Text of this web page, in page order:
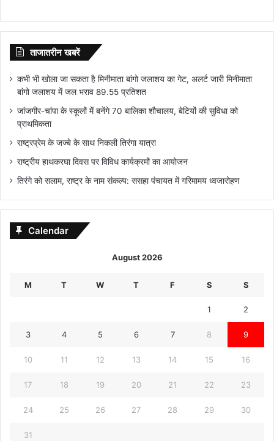
ताजातरीन खबरें
कभी भी खोला जा सकता है मिनीमाता बांगो जलाशय का गेट, अलर्ट जारी मिनीमाता
बांगो जलाशय में जल भराव 89.55 प्रतिशत
जांजगीर-चांपा के स्कूलों में बनेंगे 70 बालिका शौचालय, बेटियों की सुविधा को
प्राथमिकता
राष्ट्रप्रेम के जज्बे के साथ निकली तिरंगा यात्रा
राष्ट्रीय हाथकरघा दिवस पर विविध कार्यक्रमों का आयोजन
तिरंगे को सलाम, राष्ट्र के नाम संकल्प: ससहा पंचायत में गरिमामय ध्वजारोहण
Calendar
August 2026
M T W T F S S
1 2
3 4 5 6 7 8 9
10 11 12 13 14 15 16
17 18 19 20 21 22 23
24 25 26 27 28 29 30
31